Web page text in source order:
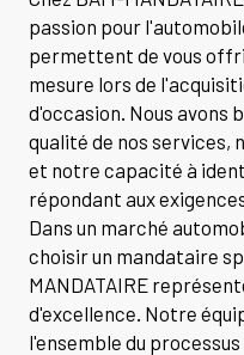
passion pour
permettent de vous
mesure lors de
d'occasion. Nous avons
qualité de nos services,
et notre capacité à
répondant aux
Dans un marché
choisir un mandataire
MANDATAIRE
d'excellence. Notre
l'ensemble du